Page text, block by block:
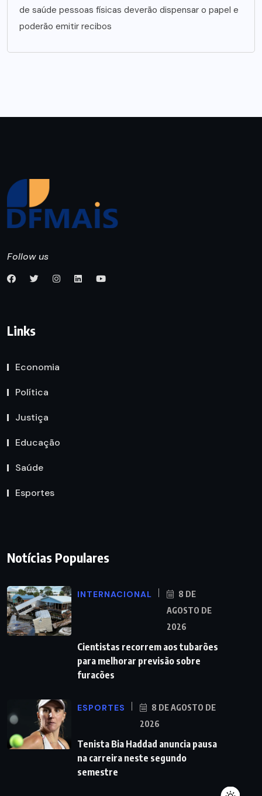
de saúde pessoas físicas deverão dispensar o papel e
poderão emitir recibos
Follow us
Links
Economia
Política
Justiça
Educação
Saúde
Esportes
Notícias Populares
INTERNACIONAL
8 DE
AGOSTO DE
2026
Cientistas recorrem aos tubarões
para melhorar previsão sobre
furacões
ESPORTES
8 DE AGOSTO DE
2026
Tenista Bia Haddad anuncia pausa
na carreira neste segundo
semestre